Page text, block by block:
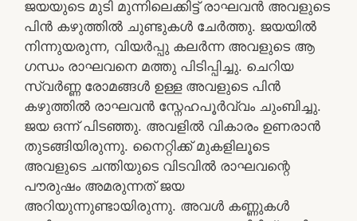
ജയയുടെ മുടി മുന്നിലെക്കിട്ട് രാഘവൻ അവളുടെ
പിൻ കഴുത്തിൽ ചുണ്ടുകൾ ചേർത്തു. ജയയിൽ
നിന്നുയരുന്ന, വിയർപ്പു കലർന്ന അവളുടെ ആ
ഗന്ധം രാഘവനെ മത്തു പിടിപ്പിച്ചു. ചെറിയ
സ്വർണ്ണ രോമങ്ങൾ ഉള്ള അവളുടെ പിൻ
കഴുത്തിൽ രാഘവൻ സ്നേഹപൂർവ്വം ചുംബിച്ചു.
ജയ ഒന്ന് പിടഞ്ഞു. അവളിൽ വികാരം ഉണരാൻ
തുടങ്ങിയിരുന്നു. നൈറ്റിക്ക് മുകളിലൂടെ
അവളുടെ ചന്തിയുടെ വിടവിൽ രാഘവന്റെ
പൗരുഷം അമരുന്നത് ജയ
അറിയുന്നുണ്ടായിരുന്നു. അവൾ കണ്ണുകൾ